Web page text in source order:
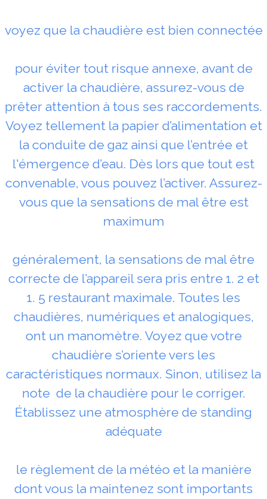
voyez que la chaudière est bien connectée
pour éviter tout risque annexe, avant de
activer la chaudière, assurez-vous de
prêter attention à tous ses raccordements.
Voyez tellement la papier d’alimentation et
la conduite de gaz ainsi que l’entrée et
l'émergence d’eau. Dès lors que tout est
convenable, vous pouvez l’activer. Assurez-
vous que la sensations de mal être est
maximum
généralement, la sensations de mal être
correcte de l’appareil sera pris entre 1. 2 et
1. 5 restaurant maximale. Toutes les
chaudières, numériques et analogiques,
ont un manomètre. Voyez que votre
chaudière s’oriente vers les
caractéristiques normaux. Sinon, utilisez la
note de la chaudière pour le corriger.
Établissez une atmosphère de standing
adéquate
le règlement de la météo et la manière
dont vous la maintenez sont importants